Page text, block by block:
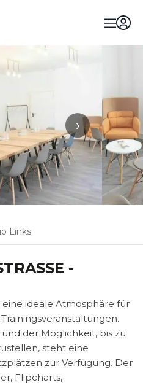
›
Links
- S
ideale Atmosphäre für
der Möglichkeit, bis zu
steht eine
zur Verfügung. Der
Flipcharts,